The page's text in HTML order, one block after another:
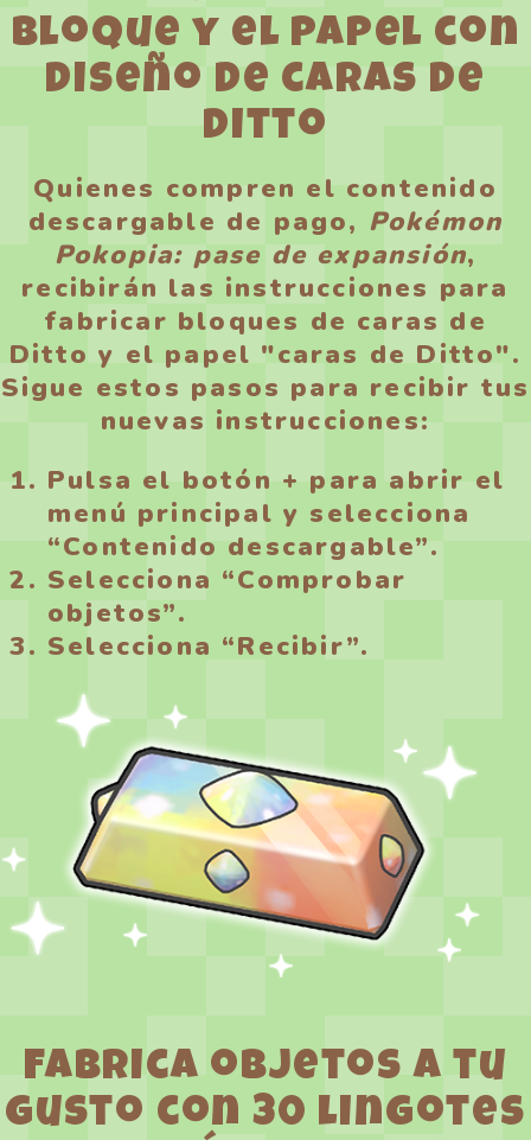
bloque y el papel con
diseño de caras de
Ditto
Quienes compren el contenido
descargable de pago, Pokémon
Pokopia: pase de expansión,
recibirán las instrucciones para
fabricar bloques de caras de
Ditto y el papel "caras de Ditto".
Sigue estos pasos para recibir tus
nuevas instrucciones:
Pulsa el botón + para abrir el
menú principal y selecciona
“Contenido descargable”.
Selecciona “Comprobar
objetos”.
Selecciona “Recibir”.
Fabrica objetos a tu
gusto con 30 lingotes